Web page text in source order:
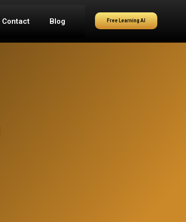
Contact Blog Free Learning AI